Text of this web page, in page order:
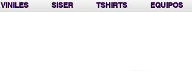
VINILES SISER TSHIRTS EQUIPOS